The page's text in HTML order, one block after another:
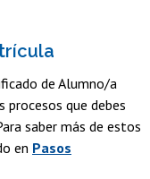
de Alumno/a
procesos que debes
saber más de estos
en Pasos